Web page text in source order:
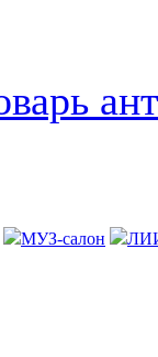
МУЗ-салон